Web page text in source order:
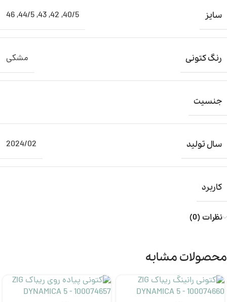
سایز 40/5
,
42
,
43
,
44/5
,
46
رنگ کتونی مشکی
جنسیت
سال تولید 2024/02
کاربرد
نظرات (0)
محصولات مشابه